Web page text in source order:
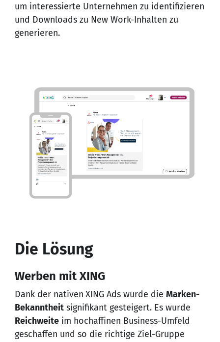
um interessierte Unternehmen zu identifizieren
und Downloads zu New Work-Inhalten zu
generieren.
Die Lösung
Werben mit XING
Dank der nativen XING Ads wurde die Marken-
Bekanntheit signifikant gesteigert. Es wurde
Reichweite im hochaffinen Business-Umfeld
geschaffen und so die richtige Ziel-Gruppe